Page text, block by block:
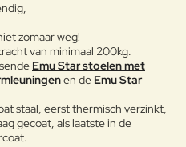
met een zachte doek
reinigen. Gebruik water of
en bescherm ze met
olie of autowas. Mocht u
toch buiten laten
basis met vaseline
ook is het belangrijk
het fijnstof af te nemen
zomaar weg!
van minimaal 200kg.
Emu Star stoelen met
en de Emu Star
staal, eerst thermisch verzinkt,
gecoat, als laatste in de